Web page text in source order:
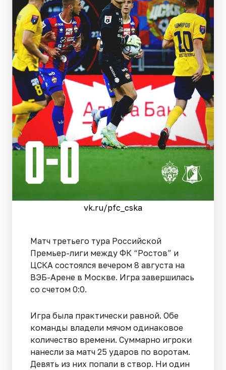
vk.ru/pfc_cska
Матч третьего тура Российской
Премьер-лиги между ФК “Ростов” и
ЦСКА состоялся вечером 8 августа на
ВЭБ-Арене в Москве. Игра завершилась
со счетом 0:0.
Игра была практически равной. Обе
команды владели мячом одинаковое
количество времени. Суммарно игроки
нанесли за матч 25 ударов по воротам.
Девять из них попали в створ. Ни один